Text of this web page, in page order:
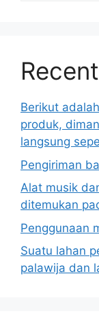
Berikut
produk,
langsung
Pengiriman
Alat musik
ditemukan
Penggunaan
Suatu lahan
palawija dan